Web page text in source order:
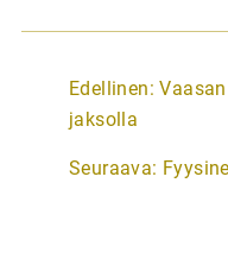
A
r
i
Edellinen:
jaksolla
Seuraava: